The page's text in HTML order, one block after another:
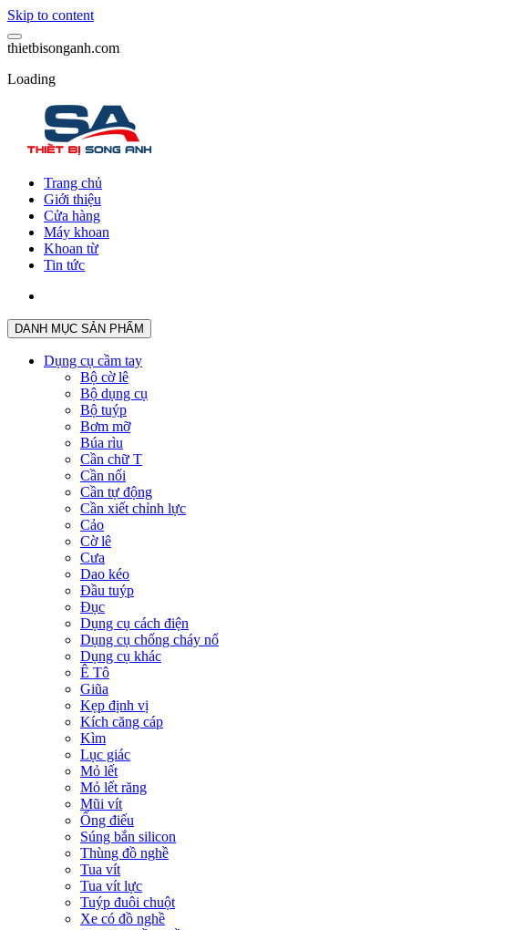
Skip to content
thietbisonganh.com
Loading
Trang chủ
Giới thiệu
Cửa hàng
Máy khoan
Khoan từ
Tin tức
DANH MỤC SẢN PHẨM
Dụng cụ cầm tay
Bộ cờ lê
Bộ dụng cụ
Bộ tuýp
Bơm mỡ
Búa rìu
Cần chữ T
Cần nối
Cần tự động
Cần xiết chỉnh lực
Cảo
Cờ lê
Cưa
Dao kéo
Đầu tuýp
Đục
Dụng cụ cách điện
Dụng cụ chống cháy nổ
Dụng cụ khác
Ê Tô
Giũa
Kẹp định vị
Kích căng cáp
Kìm
Lục giác
Mỏ lết
Mỏ lết răng
Mũi vít
Ống điếu
Súng bắn silicon
Thùng đồ nghề
Tua vít
Tua vít lực
Tuýp đuôi chuột
Xe có đồ nghề